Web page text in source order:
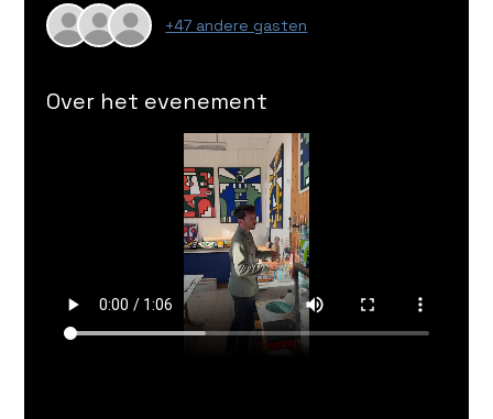
+47 andere gasten
Over het evenement